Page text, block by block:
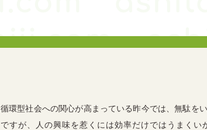
循環型社会への関心が高まっている昨今では、無駄を
ですが、人の興味を惹くには効率だけではうまく